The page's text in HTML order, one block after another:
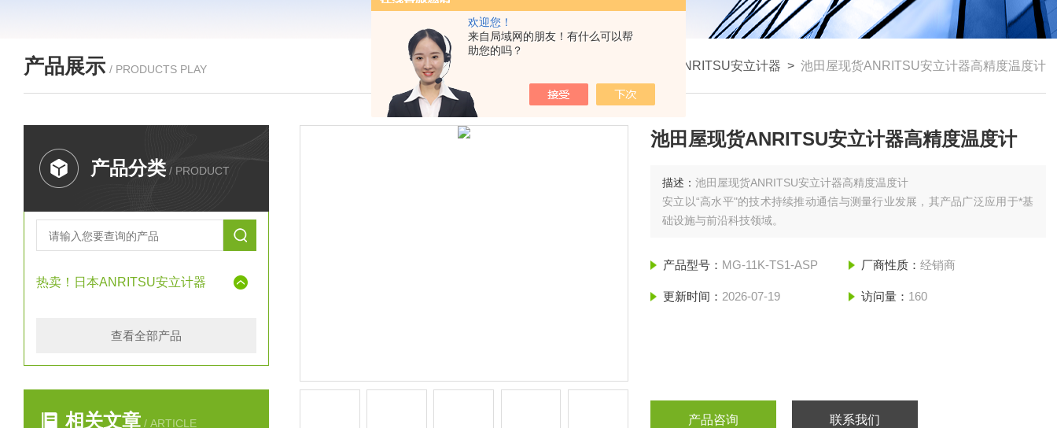
欢迎您！
来自局域网的朋友！有什么可以帮
助您的吗？
产品展示 / PRODUCTS PLAY 我的位置： 热卖！日本ANRITSU安立计器 > 池田屋现货ANRITSU安立计器高精度温度计
产品分类 / PRODUCT
热卖！日本ANRITSU安立计器
查看全部产品
相关文章 / ARTICLE
池田屋现货ANRITSU安立计器高精度温度计
描述：池田屋现货ANRITSU安立计器高精度温度计
安立以“高水平"的技术持续推动通信与测量行业发展，其产品广泛应用于*基
础设施与前沿科技领域‌。
产品型号： MG-11K-TS1-ASP 厂商性质： 经销商
更新时间： 2026-07-19 访问量： 160
产品咨询 联系我们